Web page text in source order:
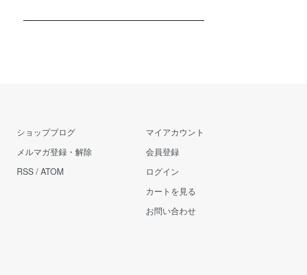
ショップブログ
メルマガ登録・解除
RSS / ATOM
マイアカウント
会員登録
ログイン
カートを見る
お問い合わせ